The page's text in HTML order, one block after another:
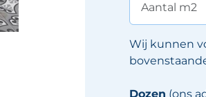
Wij kunnen
Dozen (ons